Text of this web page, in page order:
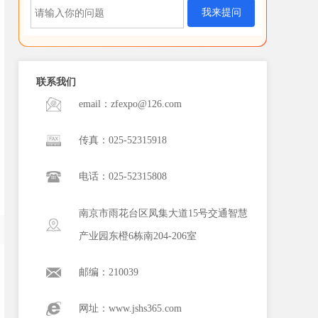
我来提问
联系我们
email：zfexpo@126.com
传真：025-52315918
电话：025-52315808
南京市雨花台区凤集大道15号交通智慧
产业园东橙6栋南204-206室
邮编：210039
网址：www.jshs365.com